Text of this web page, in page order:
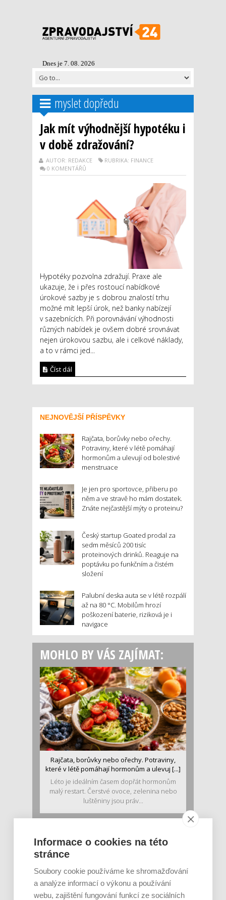
Dnes je 7. 08. 2026
myslet dopředu
Jak mít výhodnější hypotéku i
v době zdražování?
AUTOR: REDAKCE
RUBRIKA: FINANCE
0 KOMENTÁŘŮ
Hypotéky pozvolna zdražují. Praxe ale
ukazuje, že i přes rostoucí nabídkové
úrokové sazby je s dobrou znalostí trhu
možné mít lepší úrok, než banky nabízejí
v sazebnících. Při porovnávání výhodnosti
různých nabídek je ovšem dobré srovnávat
nejen úrokovou sazbu, ale i celkové náklady,
a to v rámci jed...
Číst dál
NEJNOVĚJŠÍ PŘÍSPĚVKY
Rajčata, borůvky nebo ořechy.
Potraviny, které v létě pomáhají
hormonům a ulevují od bolestivé
menstruace
Je jen pro sportovce, přiberu po
něm a ve stravě ho mám dostatek.
Znáte nejčastější mýty o proteinu?
Český startup Goated prodal za
sedm měsíců 200 tisíc
proteinových drinků. Reaguje na
poptávku po funkčním a čistém
složení
Palubní deska auta se v létě rozpálí
až na 80 °C. Mobilům hrozí
poškození baterie, riziková je i
navigace
MOHLO BY VÁS ZAJÍMAT:
Rajčata, borůvky nebo ořechy. Potraviny,
které v létě pomáhají hormonům a ulevuj [...]
Léto je ideálním časem dopřát hormonům
malý restart. Čerstvé ovoce, zelenina nebo
luštěniny jsou práv...
Informace o cookies na této
stránce
Soubory cookie používáme ke shromažďování
a analýze informací o výkonu a používání
webu, zajištění fungování funkcí ze sociálních